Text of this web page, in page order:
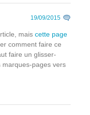
19/09/2015
mais cette page
comment faire ce
faire un glisser-
pages vers